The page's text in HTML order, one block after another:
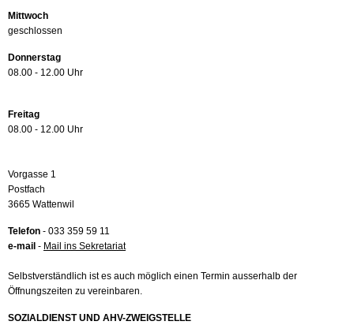
Mittwoch
geschlossen
Donnerstag
08.00 - 12.00 Uhr
Freitag
08.00 - 12.00 Uhr
Vorgasse 1
Postfach
3665 Wattenwil
Telefon - 033 359 59 11
e-mail - Mail ins Sekretariat
Selbstverständlich ist es auch möglich einen Termin ausserhalb der
Öffnungszeiten zu vereinbaren.
SOZIALDIENST UND AHV-ZWEIGSTELLE